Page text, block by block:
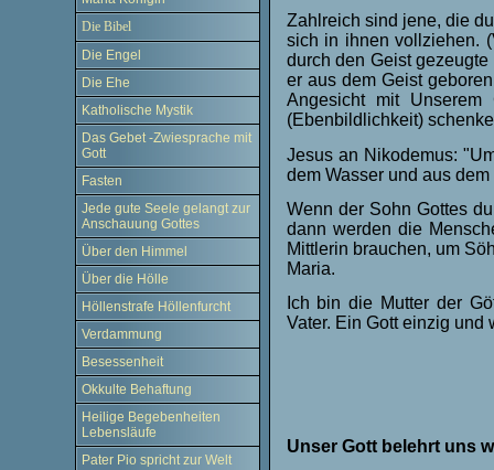
Die Bibel
Die Engel
Die Ehe
Katholische Mystik
Das Gebet -Zwiesprache mit
Gott
Fasten
Jede gute Seele gelangt zur
Anschauung Gottes
Über den Himmel
Über die Hölle
Höllenstrafe Höllenfurcht
Verdammung
Besessenheit
Okkulte Behaftung
Heilige Begebenheiten
Lebensläufe
Pater Pio spricht zur Welt
Zahlreich sind jene, die
sich in ihnen vollziehen.
durch den Geist
er aus dem Geist
Angesicht mit
(Ebenbildlichkeit)
Jesus an Nikodemus:
dem Wasser und aus
Wenn der Sohn Gottes
dann werden die
Mittlerin brauchen, um
Maria.
Ich bin die Mutter der
Vater. Ein Gott einzig und
Unser Gott belehrt uns